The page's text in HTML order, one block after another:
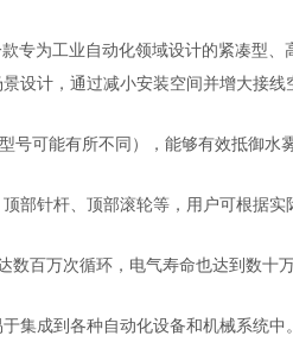
专为工业自动化领域设计的紧凑型、
设计，通过减小安装空间并增大接
号可能有所不同），能够有效抵御
部针杆、顶部滚轮等，用户可根据
数百万次循环，电气寿命也达到数十
集成到各种自动化设备和机械系统